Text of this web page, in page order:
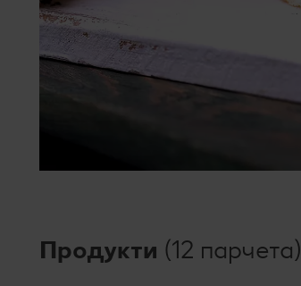
Продукти (12 парчета)